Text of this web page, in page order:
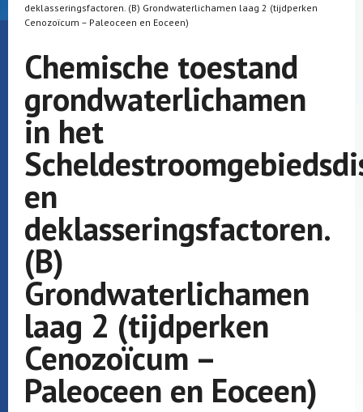
deklasseringsfactoren. (B) Grondwaterlichamen laag 2 (tijdperken
Cenozoïcum – Paleoceen en Eoceen)
Chemische toestand
grondwaterlichamen
in het
en
deklasseringsfactoren.
(B)
Grondwaterlichamen
laag 2 (tijdperken
Cenozoïcum –
Paleoceen en Eoceen)